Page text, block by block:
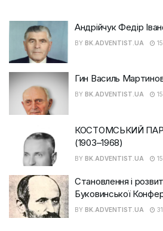
Андрійчук Федір
BY BK.ADVENTIST.UA
Гин Василь
BY BK.ADVENTIST.UA
КОСТОМСЬКИЙ
(1903–1968)
BY BK.ADVENTIST.UA
Становлення і
Буковинської
BY BK.ADVENTIST.UA